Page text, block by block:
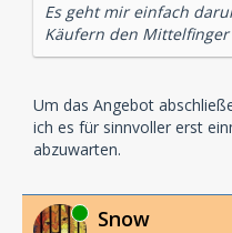
Es geht mir einfach
Käufern den
Um das Angebot
ich es für sinnvoller erst
abzuwarten.
Online Snow